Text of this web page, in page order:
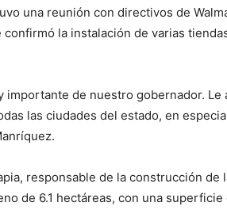
una reunión con directivos de
la instalación de varias
importante de nuestro gobernador.
las ciudades del estado, en
responsable de la construcción
de 6.1 hectáreas, con una